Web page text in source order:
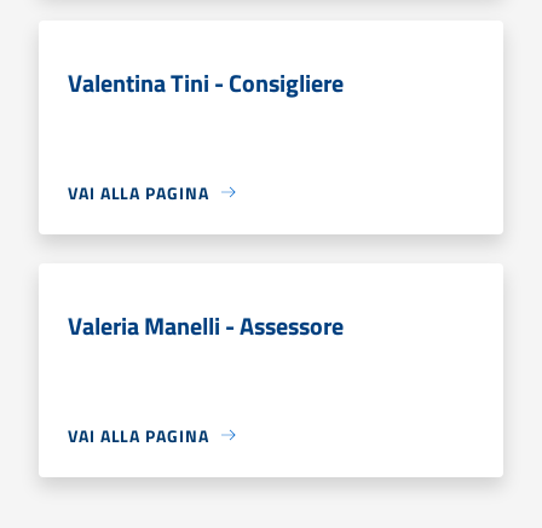
Valentina Tini - Consigliere
VAI ALLA PAGINA
Valeria Manelli - Assessore
VAI ALLA PAGINA